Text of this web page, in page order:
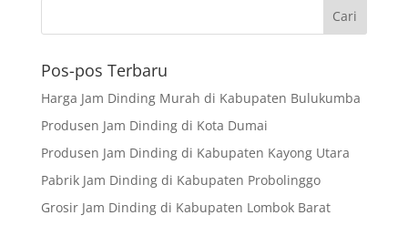
Pos-pos Terbaru
Harga Jam Dinding Murah di Kabupaten Bulukumba
Produsen Jam Dinding di Kota Dumai
Produsen Jam Dinding di Kabupaten Kayong Utara
Pabrik Jam Dinding di Kabupaten Probolinggo
Grosir Jam Dinding di Kabupaten Lombok Barat